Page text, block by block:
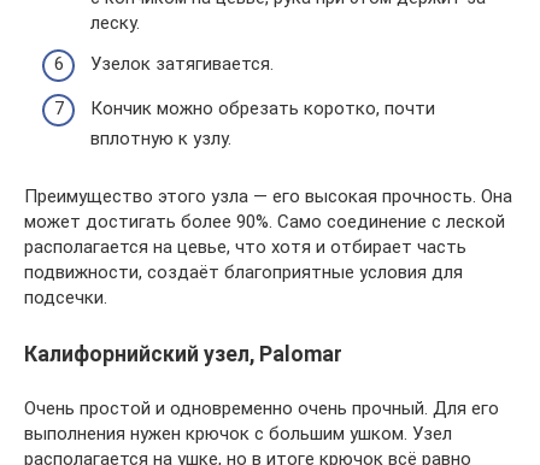
леску.
Узелок затягивается.
Кончик можно обрезать коротко, почти
вплотную к узлу.
Преимущество этого узла — его высокая прочность. Она
может достигать более 90%. Само соединение с леской
располагается на цевье, что хотя и отбирает часть
подвижности, создаёт благоприятные условия для
подсечки.
Калифорнийский узел, Palomar
Очень простой и одновременно очень прочный. Для его
выполнения нужен крючок с большим ушком. Узел
располагается на ушке, но в итоге крючок всё равно